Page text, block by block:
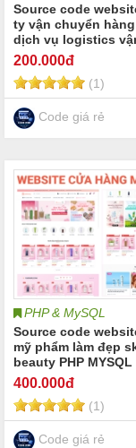
Source code
ty vận chuyển
dịch vụ logistics
chuyển đường bộ
biển hàng không
200.000đ
(1)
Code giá rẻ
PHP & MySQL
Source code
mỹ phẩm làm đẹp
beauty PHP MYSQL
lý cửa hàng mỹ
skincare làm đẹp
spa thẩm mỹ viện |
code website mỹ
skincare làm đẹp spa
400.000đ
(1)
Code giá rẻ